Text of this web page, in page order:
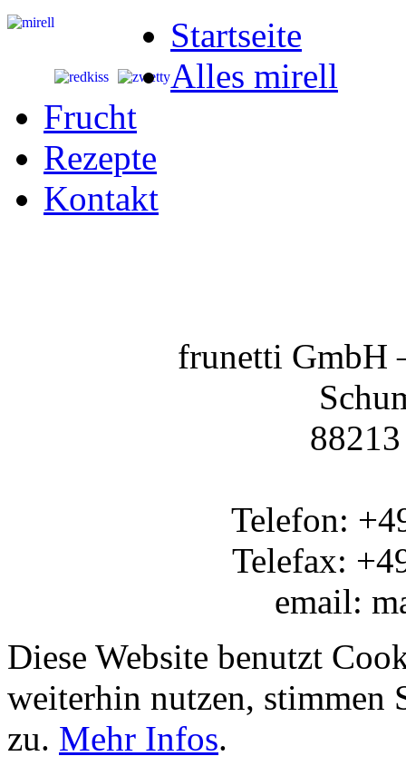
Startseite
Alles mirell
Frucht
Rezepte
Kontakt
frunetti GmbH
Telefon:
Telefax:
email:
Diese Website benutzt
weiterhin nutzen, stimmen
zu. Mehr Infos.